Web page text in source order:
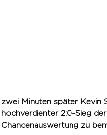
zwei Minuten später Kevin
hochverdienter 2:0-Sieg
Chancenauswertung zu